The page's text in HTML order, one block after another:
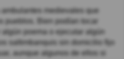
ambulantes medievales que
pueblos. Bien podían tocar
poema o ejecutar algún
saltimbanquis sin domicilio fijo
aunque algunos de ellos si